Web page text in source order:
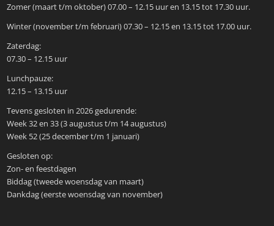
Zomer (maart t/m oktober) 07.00 – 12.15 uur en 13.15 tot 17.30 uur.
Winter (november t/m februari) 07.30 – 12.15 en 13.15 tot 17.00 uur.
Zaterdag:
07.30 – 12.15 uur
Lunchpauze:
12.15 – 13.15 uur
Tevens gesloten in 2026 gedurende:
Week 32 en 33 (3 augustus t/m 14 augustus)
Week 52 (25 december t/m 1 januari)
Gesloten op:
Zon- en feestdagen
Biddag (tweede woensdag van maart)
Dankdag (eerste woensdag van november)